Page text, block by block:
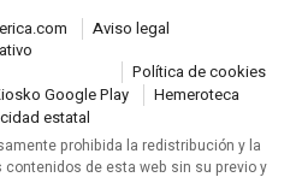
Aviso legal
Política de cookies
Google Play
Hemeroteca
estatal
prohibida la redistribución y la
de esta web sin su previo y